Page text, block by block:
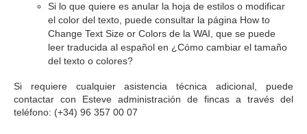
Si lo que quiere es anular la hoja de estilos o modificar
el color del texto, puede consultar la página How to
Change Text Size or Colors de la WAI, que se puede
leer traducida al español en ¿Cómo cambiar el tamaño
del texto o colores?
Si requiere cualquier asistencia técnica adicional, puede
contactar con Esteve administración de fincas a través del
teléfono: (+34) 96 357 00 07